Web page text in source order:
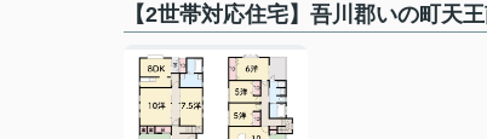
【2世帯対応住宅】吾川郡いの町